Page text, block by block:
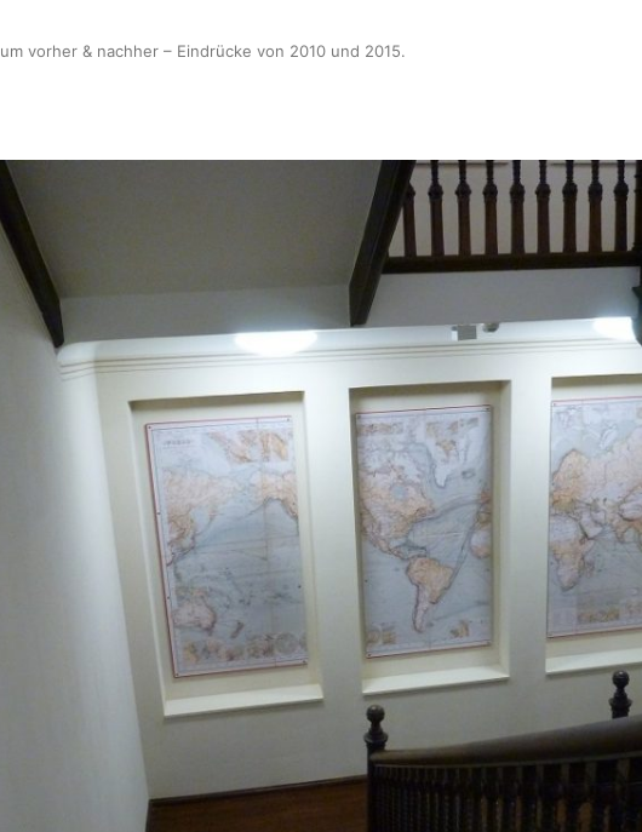
um vorher & nachher – Eindrücke von 2010 und 2015.